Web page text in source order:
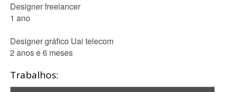
Designer freelancer
1 ano
Designer gráfico Uai telecom
2 anos e 6 meses
Trabalhos: